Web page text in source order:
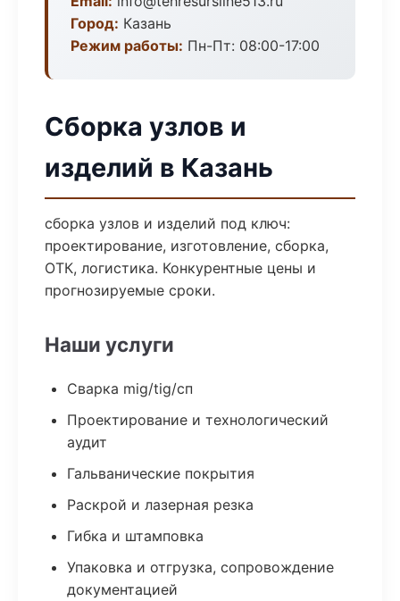
Город: Казань
Режим работы: Пн-Пт: 08:00-17:00
Сборка узлов и
изделий в Казань
сборка узлов и изделий под ключ:
проектирование, изготовление, сборка,
ОТК, логистика. Конкурентные цены и
прогнозируемые сроки.
Наши услуги
Сварка mig/tig/сп
Проектирование и технологический
аудит
Гальванические покрытия
Раскрой и лазерная резка
Гибка и штамповка
Упаковка и отгрузка, сопровождение
документацией